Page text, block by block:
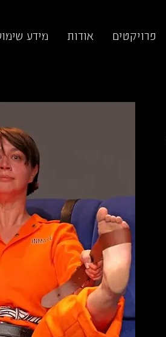
פרויקטים אודות מידע